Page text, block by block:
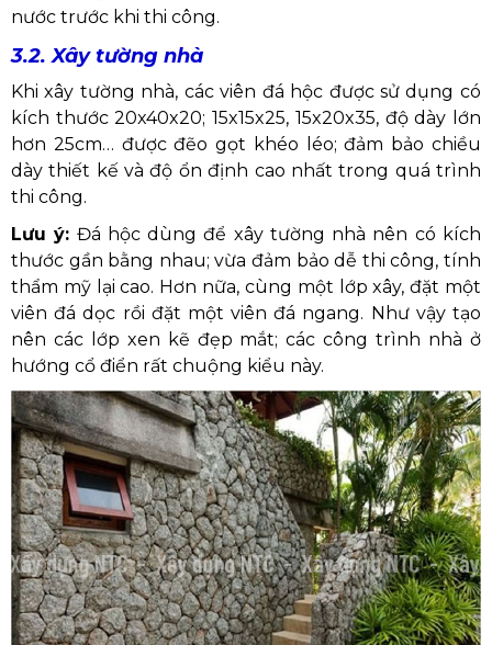
nước trước khi thi công.
3.2. Xây tường nhà
Khi xây tường nhà, các viên đá hộc được sử dụng có
kích thước 20x40x20; 15x15x25, 15x20x35, độ dày lớn
hơn 25cm… được đẽo gọt khéo léo; đảm bảo chiều
dày thiết kế và độ ổn định cao nhất trong quá trình
thi công.
Lưu ý: Đá hộc dùng để xây tường nhà nên có kích
thước gần bằng nhau; vừa đảm bảo dễ thi công, tính
thẩm mỹ lại cao. Hơn nữa, cùng một lớp xây, đặt một
viên đá dọc rồi đặt một viên đá ngang. Như vậy tạo
nên các lớp xen kẽ đẹp mắt; các công trình nhà ở
hướng cổ điển rất chuộng kiểu này.